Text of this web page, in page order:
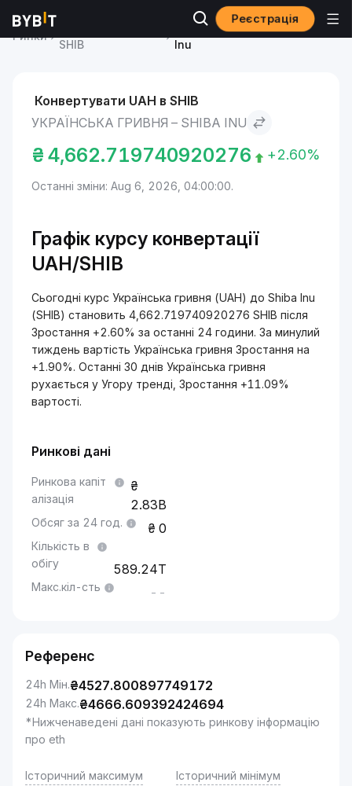
Реєстрація
Ринки
SHIB
Українська гривня to Shiba
Inu
Конвертувати UAH в SHIB
УКРАЇНСЬКА ГРИВНЯ – SHIBA INU
₴ 4,662.719740920276 +2.60%
Останні зміни: Aug 6, 2026, 04:00:00.
Графік курсу конвертації
UAH/SHIB
Сьогодні курс Українська гривня (UAH) до Shiba Inu
(SHIB) становить 4,662.719740920276 SHIB після
Зростання +2.60% за останні 24 години. За минулий
тиждень вартість Українська гривня Зростання на
+1.90%. Останні 30 днів Українська гривня
рухається у Угору тренді, Зростання +11.09%
вартості.
Ринкові дані
Ринкова капіт
алізація
2.83B
Обсяг за 24 год. 0
Кількість в
обігу
589.24T
Макс.кіл-сть --
Референс
24h Мін.₴4527.800897749172
24h Макс.₴4666.609392424694
*Нижченаведені дані показують ринкову інформацію
про eth
Історичний максимум Історичний мінімум